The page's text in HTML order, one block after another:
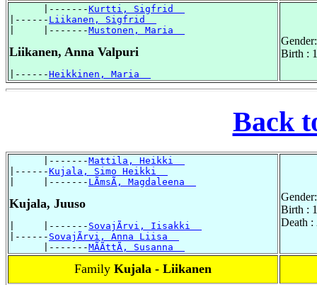
      |-------
Kurtti, Sigfrid
|------ Liikanen, Sigfrid
|     |-------Mustonen, Maria
Liikanen, Anna Valpuri
|------Heikkinen, Maria
Birth :
Back
      |-------
Mattila, Heikki
|------Kujala, Simo Heikki
|     |------- LÃmsÃ, Magdaleena
Kujala, Juuso
|     |------- SovajÃrvi, Iisakki
|------ SovajÃrvi, Anna Liisa
      |-------
MÃÃttÃ, Susanna
Birth :
Death :
Family Kujala - Liikanen